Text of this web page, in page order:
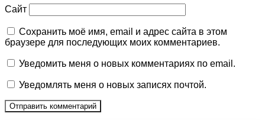
Сайт
Сохранить моё имя, email и адрес сайта в этом
браузере для последующих моих комментариев.
Уведомить меня о новых комментариях по email.
Уведомлять меня о новых записях почтой.